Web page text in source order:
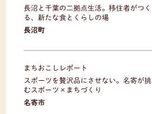
長沼と千葉の二拠点生活。移住者がつく
る、新たな食とくらしの場
長沼町
まちおこしレポート
スポーツを贅沢品にさせない。名寄が挑
むスポーツ×まちづくり
名寄市